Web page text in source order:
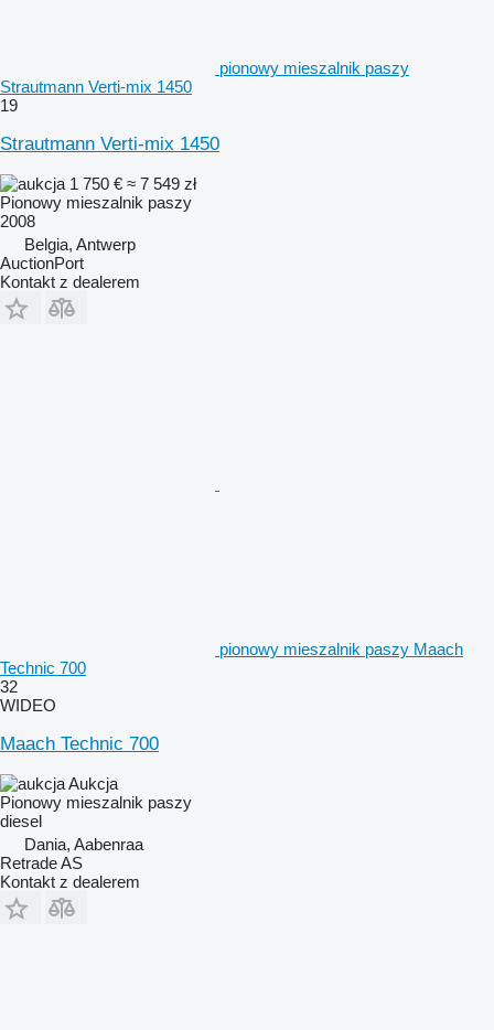
pionowy mieszalnik paszy
Strautmann Verti-mix 1450
19
Strautmann Verti-mix 1450
1 750 € ≈ 7 549 zł
Pionowy mieszalnik paszy
2008
Belgia, Antwerp
AuctionPort
Kontakt z dealerem
pionowy mieszalnik paszy Maach
Technic 700
32
WIDEO
Maach Technic 700
Aukcja
Pionowy mieszalnik paszy
diesel
Dania, Aabenraa
Retrade AS
Kontakt z dealerem